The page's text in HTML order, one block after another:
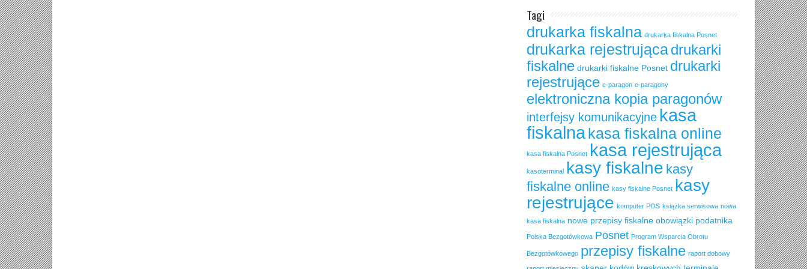
Tagi
drukarka fiskalna drukarka fiskalna Posnet
drukarka rejestrującadrukarki
fiskalne drukarki fiskalne Posnet drukarki
rejestrujące e-paragon e-paragony
elektroniczna kopia paragonów
interfejsy komunikacyjne kasa
fiskalnakasa fiskalna online
kasa fiskalna Posnet kasa rejestrująca
kasoterminal kasy fiskalne kasy
fiskalne online kasy fiskalne Posnet
kasy
rejestrujące komputer POS książka serwisowa nowa
kasa fiskalna nowe przepisy fiskalne obowiązki podatnika
Polska Bezgotówkowa Posnet Program Wsparcia Obrotu
Bezgotówkowego przepisy fiskalne raport dobowy